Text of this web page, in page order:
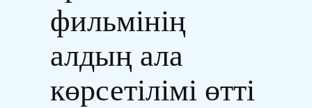
фильмінің
алдың ала
көрсетілімі өтті